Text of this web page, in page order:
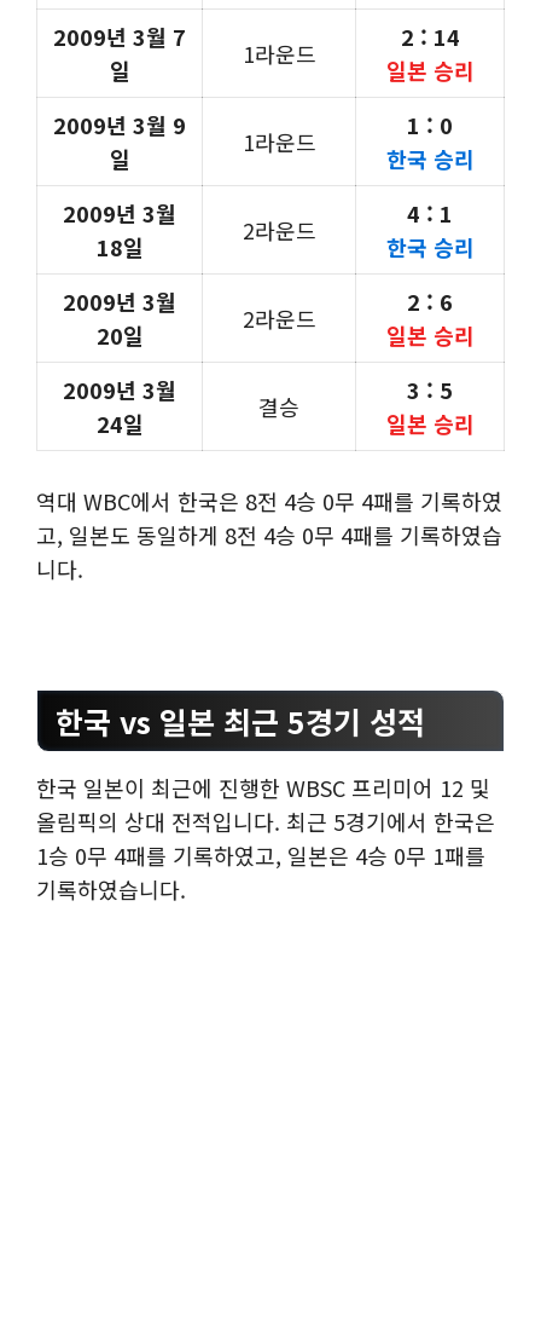
2009년 3월 7
일
1라운드
2 : 14
일본 승리
2009년 3월 9
일
1라운드
1 : 0
한국 승리
2009년 3월
18일
2라운드
4 : 1
한국 승리
2009년 3월
20일
2라운드
2 : 6
일본 승리
2009년 3월
24일
결승
3 : 5
일본 승리
역대 WBC에서 한국은 8전 4승 0무 4패를 기록하였
고, 일본도 동일하게 8전 4승 0무 4패를 기록하였습
니다.
한국 vs 일본 최근 5경기 성적
한국 일본이 최근에 진행한 WBSC 프리미어 12 및
올림픽의 상대 전적입니다. 최근 5경기에서 한국은
1승 0무 4패를 기록하였고, 일본은 4승 0무 1패를
기록하였습니다.